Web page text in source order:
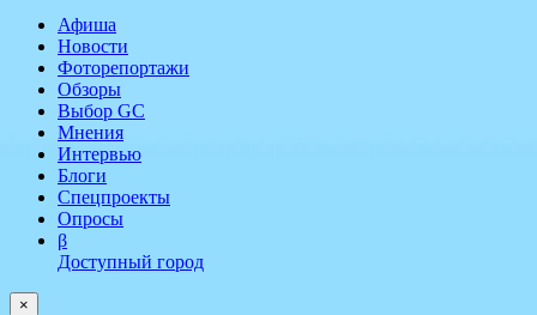
Афиша
Новости
Фоторепортажи
Обзоры
Выбор GC
Мнения
Интервью
Блоги
Спецпроекты
Опросы
β
Доступный город
×